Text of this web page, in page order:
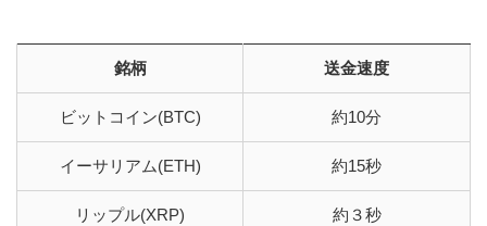
銘柄 送金速度
ビットコイン(BTC) 約10分
イーサリアム(ETH) 約15秒
リップル(XRP) 約３秒